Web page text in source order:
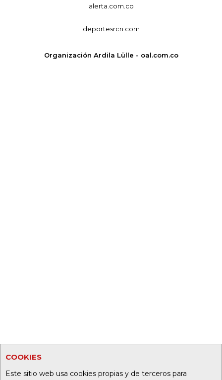
COOKIES
Este sitio web usa cookies propias y de terceros para
alerta.com.co
deportesrcn.com
Organización Ardila Lülle - oal.com.co